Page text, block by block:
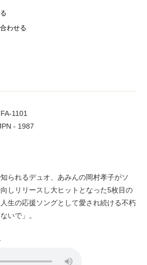
わせる
1101
- 1987
られるデュオ、あみんの岡村孝子がソ
しリリースし大ヒットとなった5枚目の
生の応援ソングとして愛され続ける不朽
いで」。